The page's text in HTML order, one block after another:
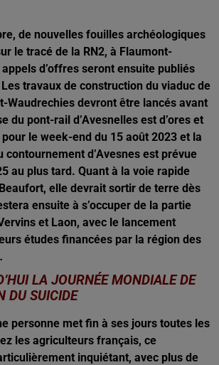
de nouvelles fouilles archéologiques
le tracé de la RN2, à Flaumont-
d’offres seront ensuite publiés
travaux de construction du viaduc de
Waudrechies devront être lancés avant
du pont-rail d’Avesnelles est d’ores et
le week-end du 15 août 2023 et la
contournement d’Avesnes est prévue
au plus tard. Quant à la voie rapide
elle devrait sortir de terre dès
ensuite à s’occuper de la partie
et Laon, avec le lancement
études financées par la région des
LA JOURNÉE MONDIALE DE
DU SUICIDE
personne met fin à ses jours toutes les
les agriculteurs français, ce
inquiétant, avec plus de